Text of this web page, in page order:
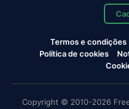
Termos e condições
Política de cookies
Copyright © 2010-2026